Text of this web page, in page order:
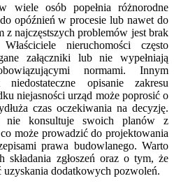
wiele osób popełnia różnorodne
opóźnień w procesie lub nawet do
z najczęstszych problemów jest brak
nieruchomości często
załączniki lub nie wypełniają
normami. Innym
opisanie zakresu
niejasności urząd może poprosić o
czas oczekiwania na decyzję.
nie konsultuje swoich planów z
może prowadzić do projektowania
prawa budowlanego. Warto
składania zgłoszeń oraz o tym, że
uzyskania dodatkowych pozwoleń.